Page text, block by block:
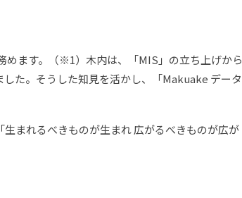
めます。（※1）木内は、「MIS」の立ち上げから
た。そうした知見を活かし、「Makuake データ
まれるべきものが生まれ 広がるべきものが広が